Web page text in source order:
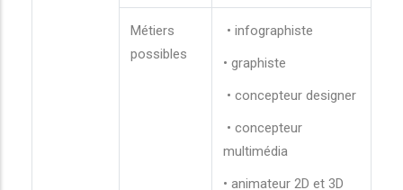
Métiers
possibles
• infographiste
• graphiste
• concepteur designer
• concepteur
multimédia
• animateur 2D et 3D